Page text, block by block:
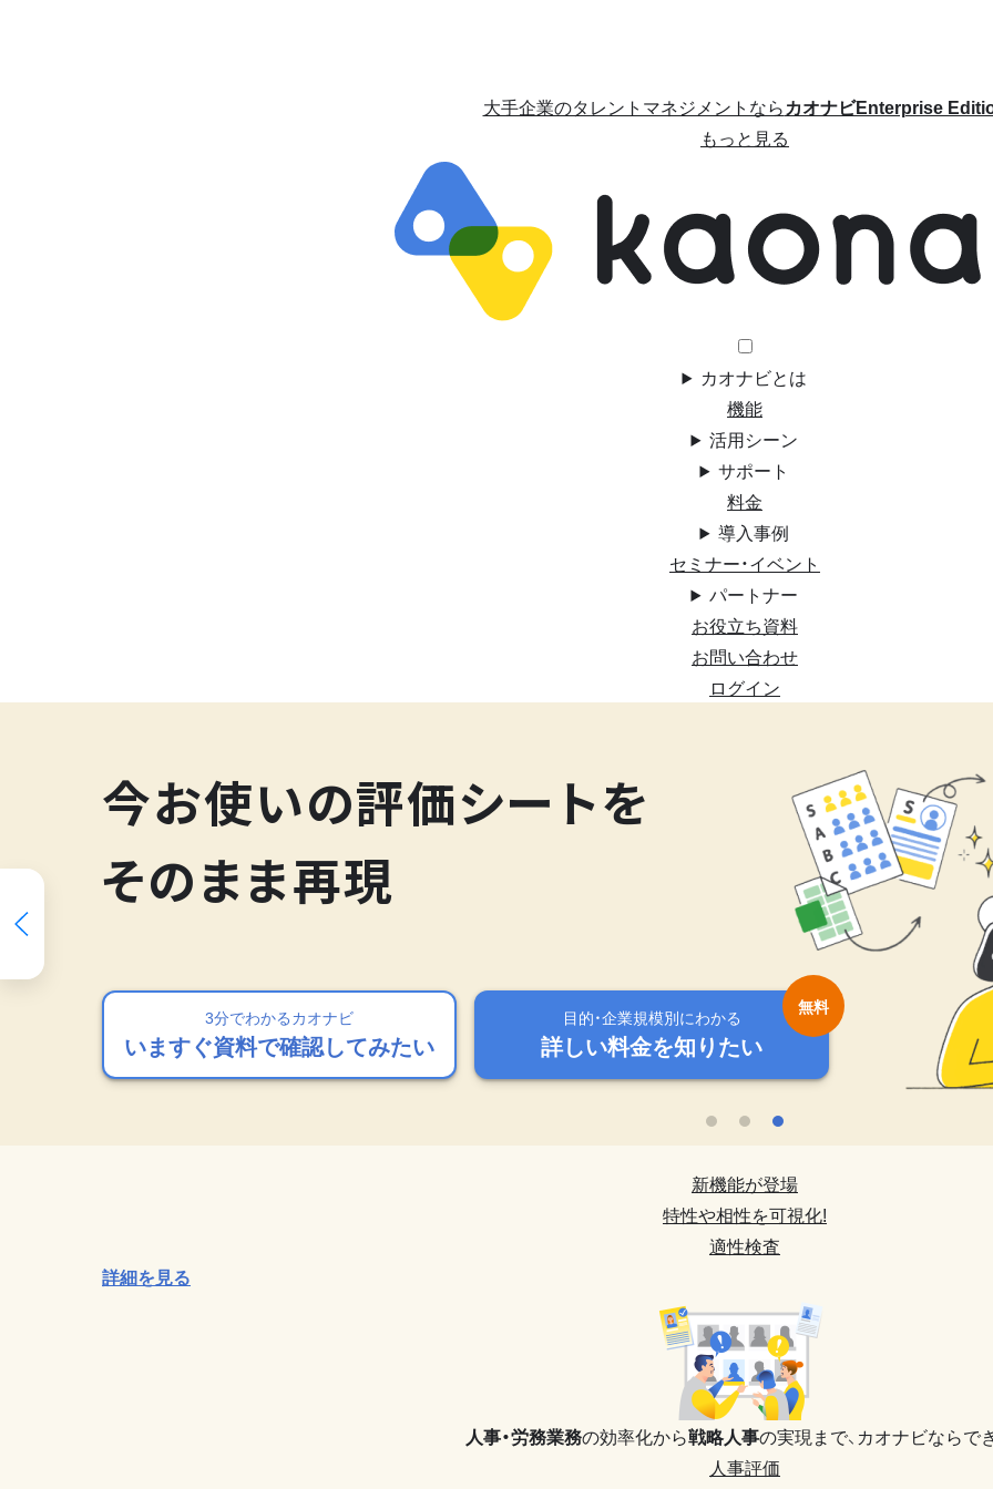
大手企業のタレントマネジメントならカオナビEnterprise
もっと見る
カオナビとは
機能
活用シーン
サポート
料金
導入事例
セミナー・イベント
パートナー
お役立ち資料
お問い合わせ
ログイン
3分でわかるカオナビ
いますぐ資料で確認してみたい
目的・企業規模別にわかる
詳しい料金を知りたい
3分でわかるカオナビ
いますぐ資料で確認してみたい
目的・企業規模別にわかる
詳しい料金を知りたい
200
スキルマップ
3分でわかるカオナビ
いますぐ資料で確認してみたい
目的・企業規模別にわかる
詳しい料金を知りたい
今お使いの評価シートを
そのまま再現
3分でわかるカオナビ
いますぐ資料で確認してみたい
目的・企業規模別にわかる
詳しい料金を知りたい
3分でわかるカオナビ
いますぐ資料で確認してみたい
目的・企業規模別にわかる
詳しい料金を知りたい
新機能が登場
特性や相性を可視化!
適性検査
詳細を見る
人事・労務業務の効率化から戦略人事の実現まで、 カオナビならで
人事評価